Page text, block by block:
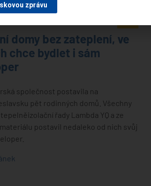
domy bez zateplení, ve
chce bydlet i sám
společnost postavila na
pět rodinných domů. Všechny
řady Lambda YQ a ze
postavil nedaleko od nich svůj
zprávu